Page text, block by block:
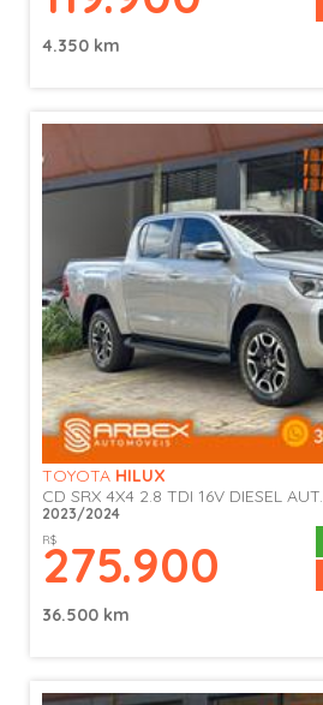
4.350 km
TOYOTA HILUX
CD SRX 4X4 2.8 TDI 16V DIESEL AUT.
2023/2024
R$
275.900
36.500 km